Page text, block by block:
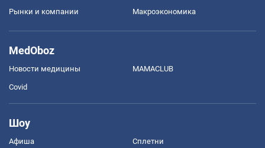
Рынки и компании Mакроэкономика
MedOboz
Новости медицины MAMACLUB
Covid
Шоу
Афиша Сплетни